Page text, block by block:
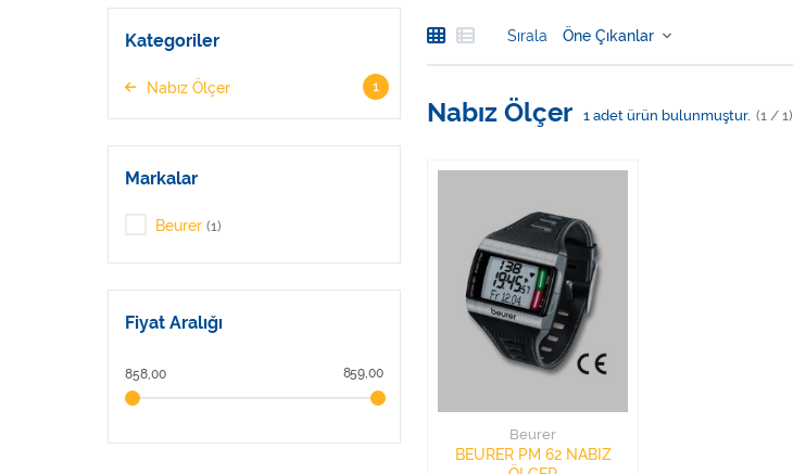
Sırala
Nabız Ölçer 1 adet ürün bulunmuştur. (1 / 1)
Beurer
BEURER PM 62 NABIZ
Kategoriler
Nabız Ölçer 1
Markalar
Beurer (1)
Fiyat Aralığı
858,00 859,00